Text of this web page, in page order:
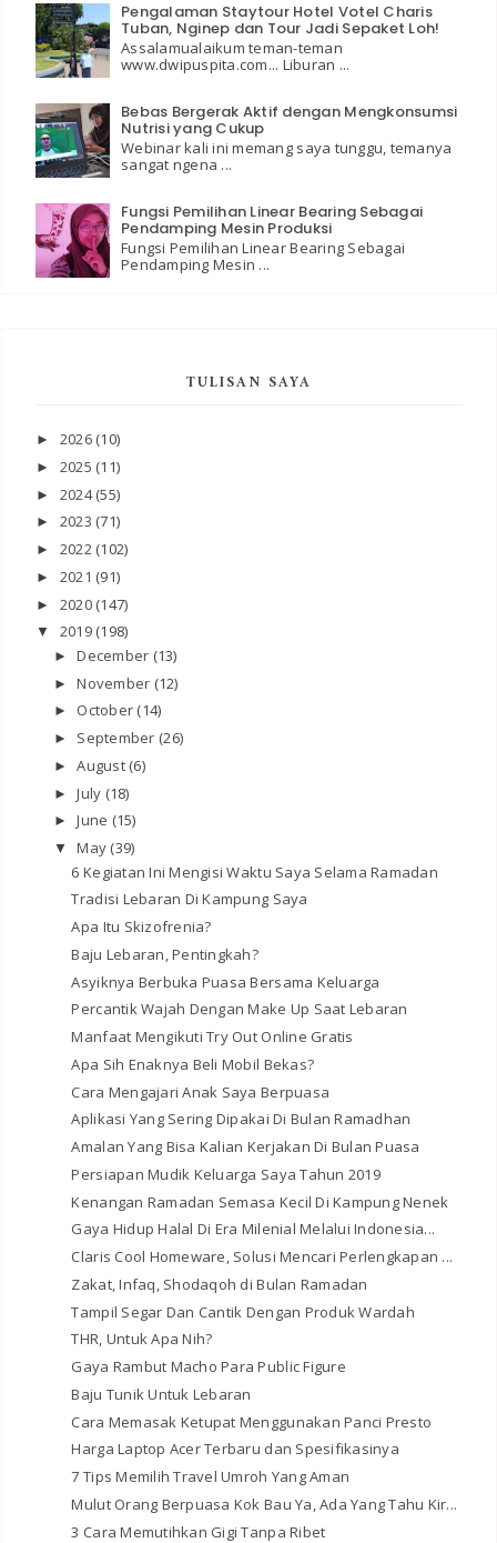
Pengalaman Staytour Hotel Votel Charis
Tuban, Nginep dan Tour Jadi Sepaket Loh!
Assalamualaikum teman-teman
www.dwipuspita.com... Liburan ...
Bebas Bergerak Aktif dengan Mengkonsumsi
Nutrisi yang Cukup
Webinar kali ini memang saya tunggu, temanya
sangat ngena ...
Fungsi Pemilihan Linear Bearing Sebagai
Pendamping Mesin Produksi
Fungsi Pemilihan Linear Bearing Sebagai
Pendamping Mesin ...
TULISAN SAYA
► 2026 (10)
► 2025 (11)
► 2024(55)
► 2023 (71)
► 2022 (102)
► 2021 (91)
► 2020 (147)
▼ 2019 (198)
►December (13)
►November (12)
► October (14)
► September (26)
►August (6)
►July (18)
►June (15)
▼May (39)
6 Kegiatan Ini Mengisi Waktu Saya Selama Ramadan
Tradisi Lebaran Di Kampung Saya
Apa Itu Skizofrenia?
Baju Lebaran, Pentingkah?
Asyiknya Berbuka Puasa Bersama Keluarga
Percantik Wajah Dengan Make Up Saat Lebaran
Manfaat Mengikuti Try Out Online Gratis
Apa Sih Enaknya Beli Mobil Bekas?
Cara Mengajari Anak Saya Berpuasa
Aplikasi Yang Sering Dipakai Di Bulan Ramadhan
Amalan Yang Bisa Kalian Kerjakan Di Bulan Puasa
Persiapan Mudik Keluarga Saya Tahun 2019
Kenangan Ramadan Semasa Kecil Di Kampung Nenek
Gaya Hidup Halal Di Era Milenial Melalui Indonesia...
Claris Cool Homeware, Solusi Mencari Perlengkapan ...
Zakat, Infaq, Shodaqoh di Bulan Ramadan
Tampil Segar Dan Cantik Dengan Produk Wardah
THR, Untuk Apa Nih?
Gaya Rambut Macho Para Public Figure
Baju Tunik Untuk Lebaran
Cara Memasak Ketupat Menggunakan Panci Presto
Harga Laptop Acer Terbaru dan Spesifikasinya
7 Tips Memilih Travel Umroh Yang Aman
Mulut Orang Berpuasa Kok Bau Ya, Ada Yang Tahu Kir...
3 Cara Memutihkan Gigi Tanpa Ribet